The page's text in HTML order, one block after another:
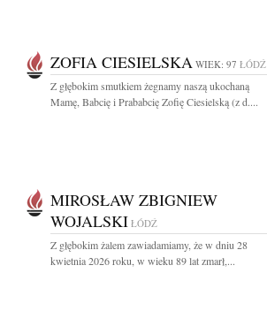
ZOFIA CIESIELSKA WIEK: 97 ŁÓDŹ
Z głębokim smutkiem żegnamy naszą ukochaną
Mamę, Babcię i Prababcię Zofię Ciesielską (z d....
MIROSŁAW ZBIGNIEW
WOJALSKI ŁÓDŹ
Z głębokim żalem zawiadamiamy, że w dniu 28
kwietnia 2026 roku, w wieku 89 lat zmarł,...